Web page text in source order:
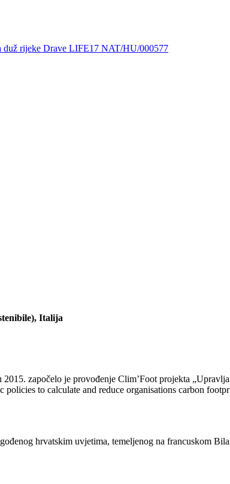
duž rijeke Drave LIFE17 NAT/HU/000577
Italija
započelo je provođenje Clim’Foot projekta
to calculate and reduce organisations carbon
hrvatskim uvjetima, temeljenog na francuskom